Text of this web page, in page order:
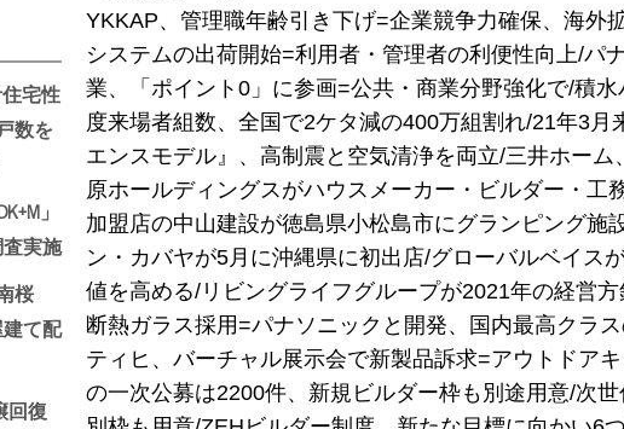
YKKAP、管理職年齢引き下げ=企業競争力確保、海外
システムの出荷開始=利用者・管理者の利便性向上/パ
業、「ポイント0」に参画=公共・商業分野強化で/積
度来場者組数、全国で2ケタ減の400万組割れ/21年3
エンスモデル』、高制震と空気清浄を両立/三井ホー
原ホールディングスがハウスメーカー・ビルダー・
加盟店の中山建設が徳島県小松島市にグランピング施
ン・カバヤが5月に沖縄県に初出店/グローバルベイス
値を高める/リビングライフグループが2021年の経営
断熱ガラス採用=パナソニックと開発、国内最高クラ
ティヒ、バーチャル展示会で新製品訴求=アウトドア
の一次公募は2200件、新規ビルダー枠も別途用意/次
宅性
数を
」
実施
桜
て配
回復